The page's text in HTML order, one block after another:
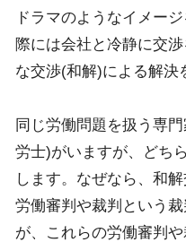
ドラマのようなイメー
際には会社と冷静に交
な交渉(和解)による解決
同じ労働問題を扱う専
労士)がいますが、どち
します。なぜなら、和
労働審判や裁判という
が、これらの労働審判